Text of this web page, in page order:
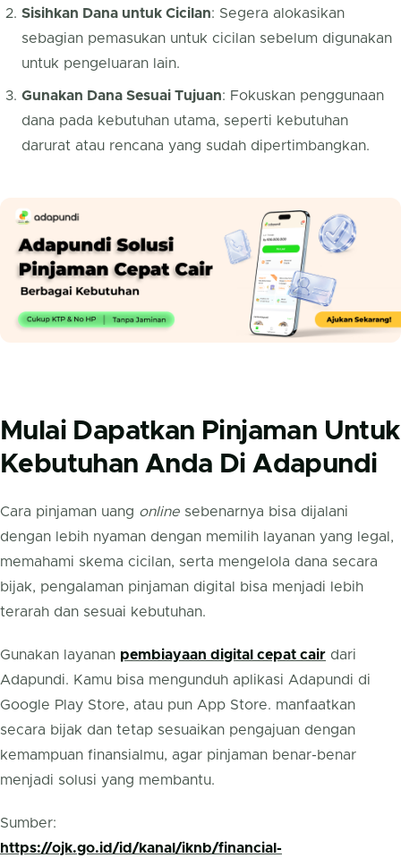
Sisihkan Dana untuk Cicilan: Segera alokasikan
sebagian pemasukan untuk cicilan sebelum digunakan
untuk pengeluaran lain.
Gunakan Dana Sesuai Tujuan: Fokuskan penggunaan
dana pada kebutuhan utama, seperti kebutuhan
darurat atau rencana yang sudah dipertimbangkan.
Mulai Dapatkan Pinjaman Untuk
Kebutuhan Anda Di Adapundi
Cara pinjaman uang online sebenarnya bisa dijalani
dengan lebih nyaman dengan memilih layanan yang legal,
memahami skema cicilan, serta mengelola dana secara
bijak, pengalaman pinjaman digital bisa menjadi lebih
terarah dan sesuai kebutuhan.
Gunakan layanan pembiayaan digital cepat cair dari
Adapundi. Kamu bisa mengunduh aplikasi Adapundi di
Google Play Store, atau pun App Store. manfaatkan
secara bijak dan tetap sesuaikan pengajuan dengan
kemampuan finansialmu, agar pinjaman benar-benar
menjadi solusi yang membantu.
Sumber:
https://ojk.go.id/id/kanal/iknb/financial-